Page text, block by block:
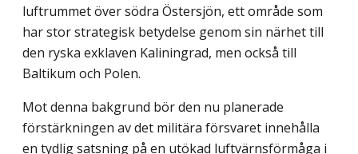
luftrummet över södra Östersjön, ett område som
har stor strategisk betydelse genom sin närhet till
den ryska exklaven Kaliningrad, men också till
Baltikum och Polen.
Mot denna bakgrund bör den nu planerade
förstärkningen av det militära försvaret innehålla
en tydlig satsning på en utökad luftvärnsförmåga i